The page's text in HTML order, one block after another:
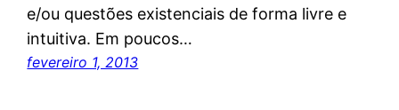
e/ou questões existenciais de forma livre e
intuitiva. Em poucos…
fevereiro 1, 2013